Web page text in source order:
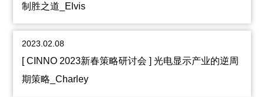
制胜之道_Elvis
2023.02.08
[ CINNO 2023新春策略研讨会 ] 光电显示产业的逆周
期策略_Charley